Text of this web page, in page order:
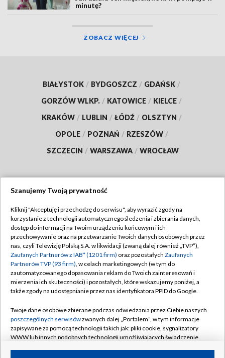
minutę?
ZOBACZ WIĘCEJ
BIAŁYSTOK / BYDGOSZCZ / GDAŃSK /
GORZÓW WLKP. / KATOWICE / KIELCE /
KRAKÓW / LUBLIN / ŁÓDŹ / OLSZTYN /
OPOLE / POZNAŃ / RZESZÓW /
SZCZECIN / WARSZAWA / WROCŁAW
TVP
Abonament TVP
Emisja w TVP
Centrum informacji TVP
Naziemna Telewizja Cyfrowa
Rada Programowa
System NOS
Informacje o nadawcy
Regulamin TVP
Polityka prywatności
Moje zgody
Pomoc
Kontakt
Kanały
Szanujemy Twoją prywatność
Kliknij "Akceptuję i przechodzę do serwisu", aby wyrazić zgody na
korzystanie z technologii automatycznego śledzenia i zbierania danych,
dostęp do informacji na Twoim urządzeniu końcowym i ich
przechowywanie oraz na przetwarzanie Twoich danych osobowych przez
nas, czyli Telewizję Polską S.A. w likwidacji (zwaną dalej również „TVP”),
Zaufanych Partnerów z IAB* (1201 firm) oraz pozostałych Zaufanych
Partnerów TVP (93 firm), w celach marketingowych (w tym do
zautomatyzowanego dopasowania reklam do Twoich zainteresowań i
mierzenia ich skuteczności) i pozostałych, które wskazujemy poniżej, a
także zgody na udostępnianie przez nas identyfikatora PPID do Google.
Twoje dane osobowe zbierane podczas odwiedzania przez Ciebie naszych
poszczególnych serwisówzwanych dalej „Portalem”, w tym informacje
zapisywane za pomocą technologii takich jak: pliki cookie, sygnalizatory
WWW lub innych podobnych technologii umożliwiających świadczenie